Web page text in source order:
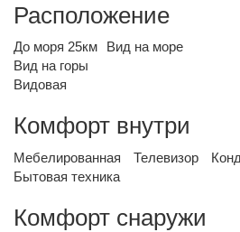
Расположение
До моря 25км
Вид на море
Вид на горы
Видовая
Комфорт внутри
Мебелированная Телевизор
Бытовая техника
Комфорт снаружи